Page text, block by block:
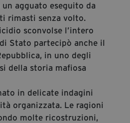
agguato eseguito da
rimasti senza volto.
sconvolse l’intero
Stato partecipò anche il
in uno degli
della storia mafiosa
in delicate indagini
organizzata. Le ragioni
molte ricostruzioni,